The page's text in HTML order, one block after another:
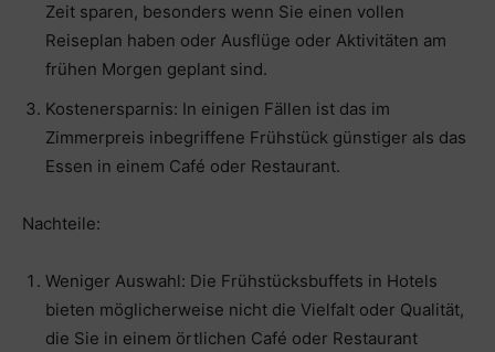
Zeit sparen, besonders wenn Sie einen vollen
Reiseplan haben oder Ausflüge oder Aktivitäten am
frühen Morgen geplant sind.
Kostenersparnis: In einigen Fällen ist das im
Zimmerpreis inbegriffene Frühstück günstiger als das
Essen in einem Café oder Restaurant.
Nachteile:
Weniger Auswahl: Die Frühstücksbuffets in Hotels
bieten möglicherweise nicht die Vielfalt oder Qualität,
die Sie in einem örtlichen Café oder Restaurant